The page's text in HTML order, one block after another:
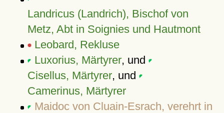
Landricus (Landrich), Bischof von
Metz, Abt in Soignies und Hautmont
Leobard, Rekluse
Luxorius, Märtyrer, und
Cisellus, Märtyrer, und
Camerinus, Märtyrer
Maidoc von Cluain-Esrach, verehrt in